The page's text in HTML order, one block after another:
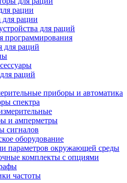
рации
для рации
для раций
программирования
для раций
раций
приборы и автоматика
спектра
и амперметры
сигналов
оборудование
параметров окружающей среды
комплекты с опциями
частоты